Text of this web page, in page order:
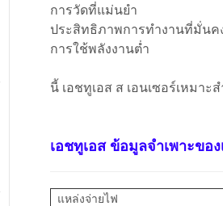
การวัดที่แม่นยำ
ประสิทธิภาพการทำงานที่มั่นค
การใช้พลังงานต่ำ
นี้ เอชทูเอส ส เอนเซอร์เหมาะ
เอชทูเอสข้อมูลจำเพาะของ
แหล่งจ่ายไฟ